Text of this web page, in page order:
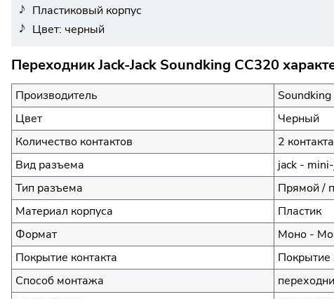
Пластиковый корпус
Цвет: черный
Переходник Jack-Jack Soundking CC320
Производитель
Soundking
Цвет
Черный
Количество контактов
2 контакта
Вид разъема
jack -
Тип разъема
Прямой /
Материал корпуса
Пластик
Формат
Моно -
Покрытие контакта
Покрытие
Способ монтажа